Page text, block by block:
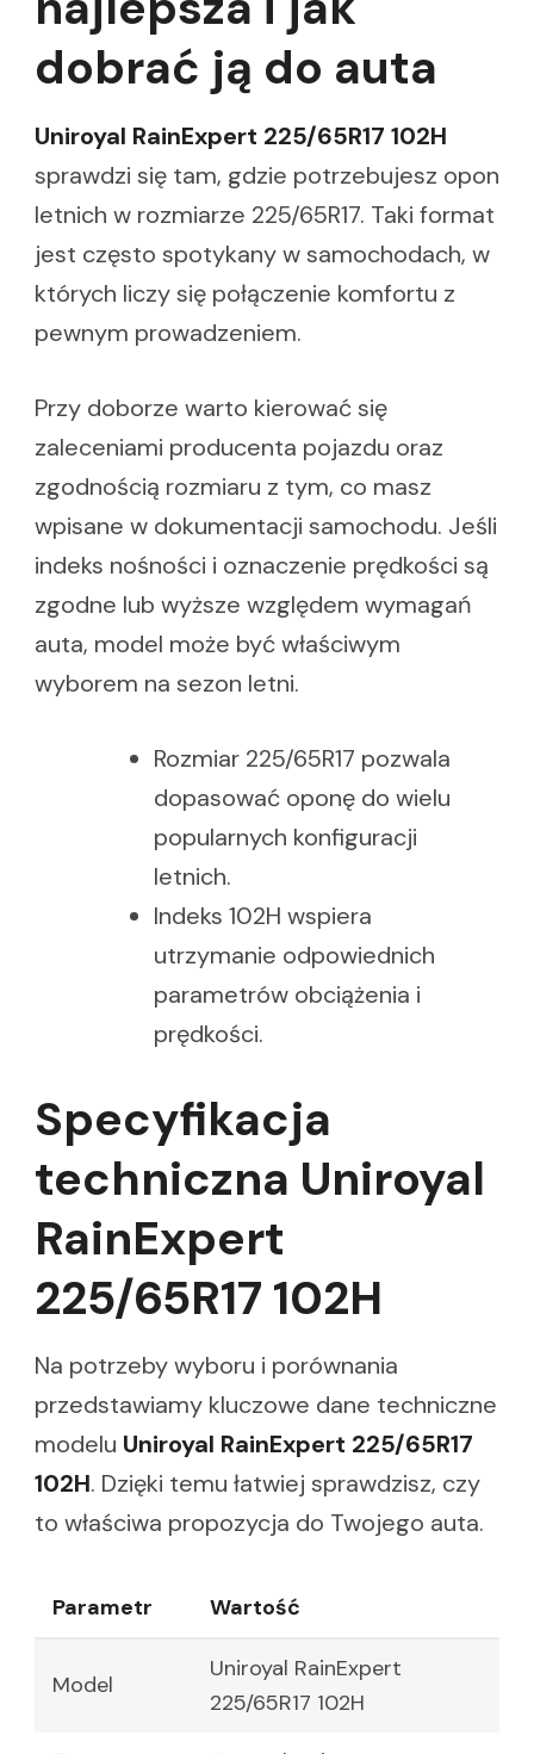
dobrać ją do auta
Uniroyal RainExpert 225/65R17 102H
sprawdzi się tam, gdzie potrzebujesz opon
letnich w rozmiarze 225/65R17. Taki format
jest często spotykany w samochodach, w
których liczy się połączenie komfortu z
pewnym prowadzeniem.
Przy doborze warto kierować się
zaleceniami producenta pojazdu oraz
zgodnością rozmiaru z tym, co masz
wpisane w dokumentacji samochodu. Jeśli
indeks nośności i oznaczenie prędkości są
zgodne lub wyższe względem wymagań
auta, model może być właściwym
wyborem na sezon letni.
Rozmiar 225/65R17 pozwala
dopasować oponę do wielu
popularnych konfiguracji
letnich.
Indeks 102H wspiera
utrzymanie odpowiednich
parametrów obciążenia i
prędkości.
Specyfikacja
techniczna Uniroyal
RainExpert
225/65R17 102H
Na potrzeby wyboru i porównania
przedstawiamy kluczowe dane techniczne
modelu Uniroyal RainExpert 225/65R17
102H. Dzięki temu łatwiej sprawdzisz, czy
to właściwa propozycja do Twojego auta.
Parametr Wartość
Model
Uniroyal RainExpert
225/65R17 102H